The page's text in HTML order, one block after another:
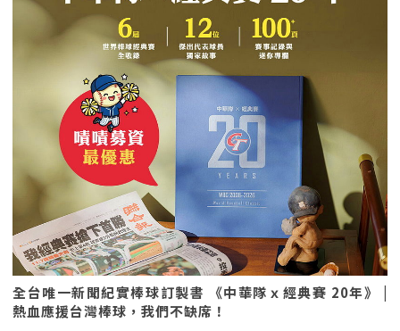
全台唯一新聞紀實棒球訂製書 《中華隊ｘ經典賽 20年》 |
熱血應援台灣棒球，我們不缺席！